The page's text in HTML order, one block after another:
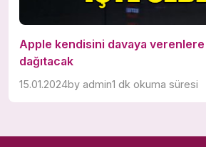
Apple kendisini davaya
dağıtacak
15.01.2024by admin1 dk okuma süresi